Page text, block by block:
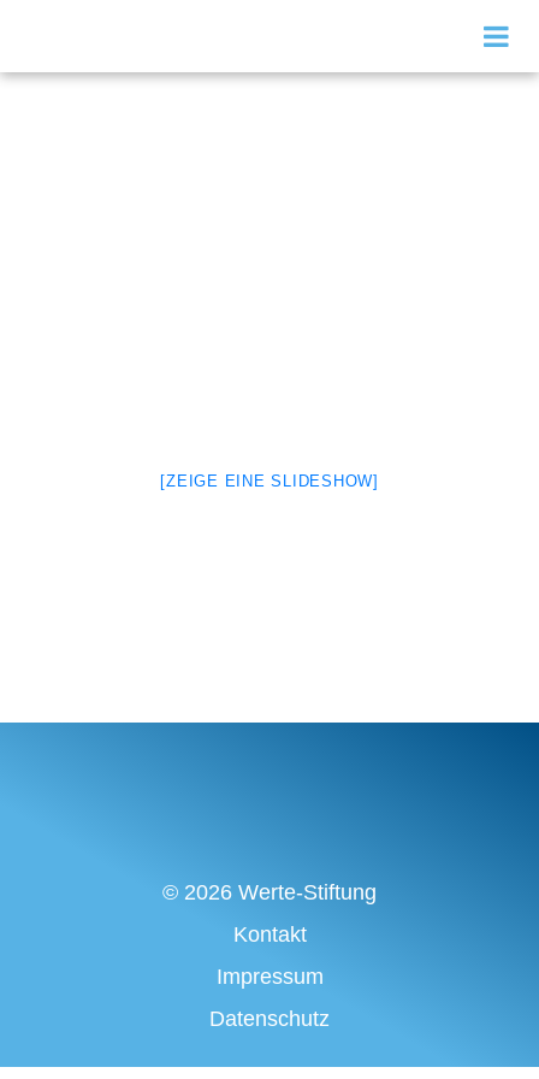
[ZEIGE EINE SLIDESHOW]
© 2026 Werte-Stiftung
Kontakt
Impressum
Datenschutz